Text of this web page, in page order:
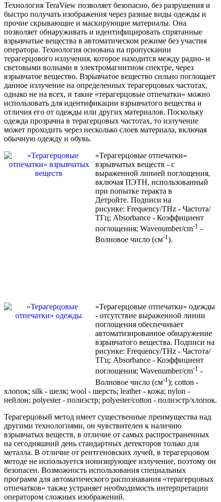
Технология TeraView позволяет безопасно, без разрушения и
быстро получать изображения через разные виды одежды и
прочие скрывающие и маскирующие материалы. Она
позволяет обнаруживать и идентифицировать спрятанные
взрывчатые вещества в автоматическом режиме без участия
оператора. Технология основана на пропускании
терагерцового излучения, которое находится между радио- и
световыми волнами в электромагнитном спектре, через
взрывчатое вещество. Взрывчатое вещество сильно поглощает
данное излучение на определенных терагерцовых частотах,
однако не на всех, и такие «терагерцовые отпечатки» можно
использовать для идентификации взрывчатого вещества и
отличия его от одежды или других материалов. Поскольку
одежда прозрачна в терагерцовых частотах, то излучение
может проходить через несколько слоев материала, включая
обычную одежду и обувь.
«Терагерцовые отпечатки»
взрывчатых веществ - с
выраженной линией поглощения,
включая ПЭТН, использованный
при попытке теракта в
Детройте. Подписи на
рисунке: Frequency/THz - Частота/
ТГц; Absorbance - Коэффициент
поглощения; Wavenumber/cm-1 -
Волновое число (см-1).
«Терагерцовые отпечатки» одежды
- отсутствие выраженной линии
поглощения обеспечивает
автоматизированное обнаружение
взрывчатого вещества. Подписи на
рисунке: Frequency/THz - Частота/
ТГц; Absorbance - Коэффициент
поглощения; Wavenumber/cm-1 -
Волновое число (см-1 ); cotton -
хлопок; silk - шелк; wool - шерсть; leather - кожа; nylon -
нейлон; polyester - полиэстр; polyester/cotton - полиэстр/хлопок.
Терагерцовый метод имеет существенные преимущества над
другими технологиями, он чувствителен к наличию
взрывчатых веществ, в отличие от самых распространенных
на сегодняшний день стандартных детекторов только для
металла. В отличие от рентгеновских лучей, в терагерцовом
методе не используется ионизирующее излучение, поэтому он
безопасен. Возможность использования специальных
программ для автоматического распознавания «терагерцовых
отпечатков» также устраняет необходимость интерпретации
оператором сложных изображений.